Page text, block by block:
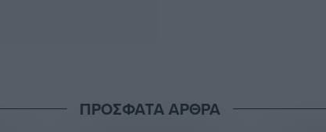
ΠΡΟΣΦΑΤΑ ΑΡΘΡΑ